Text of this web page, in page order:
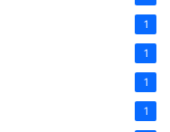
1
1
1
1